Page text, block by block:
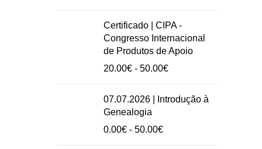
preços:
20.00€
a
50.00€
Certificado | CIPA -
Congresso Internacional
de Produtos de Apoio
20.00€ - 50.00€Intervalo
preços:
20.00€
07.07.2026 | Introdução à
Genealogia
0.00€ - 50.00€Intervalo